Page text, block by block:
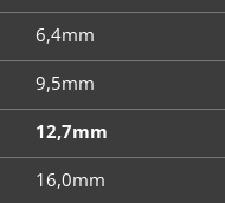
6,4mm
9,5mm
12,7mm
16,0mm